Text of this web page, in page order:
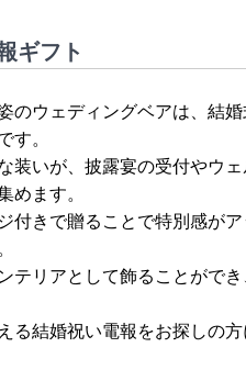
ギフト
のウェディングベアは、結
す。
装いが、披露宴の受付やウ
めます。
付きで贈ることで特別感が
テリアとして飾ることがで
る結婚祝い電報をお探しの